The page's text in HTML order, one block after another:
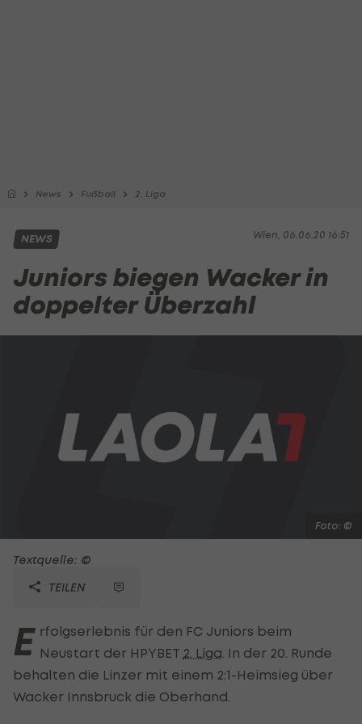
News Fußball 2. Liga
Wien, 06.06.20 16:51
NEWS
Juniors biegen Wacker in
doppelter Überzahl
Foto: ©
Textquelle: ©
TEILEN
E rfolgserlebnis für den FC Juniors beim
Neustart der HPYBET 2. Liga . In der 20. Runde
behalten die Linzer mit einem 2:1-Heimsieg über
Wacker Innsbruck die Oberhand.